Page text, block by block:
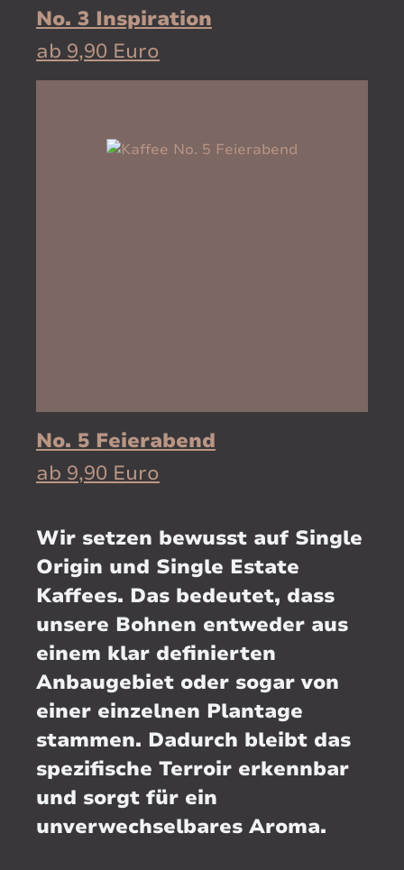
No. 3 Inspiration
ab 9,90 Euro
No. 5 Feierabend
ab 9,90 Euro
Wir setzen bewusst auf Single
Origin und Single Estate
Kaffees. Das bedeutet, dass
unsere Bohnen entweder aus
einem klar definierten
Anbaugebiet oder sogar von
einer einzelnen Plantage
stammen. Dadurch bleibt das
spezifische Terroir erkennbar
und sorgt für ein
unverwechselbares Aroma.